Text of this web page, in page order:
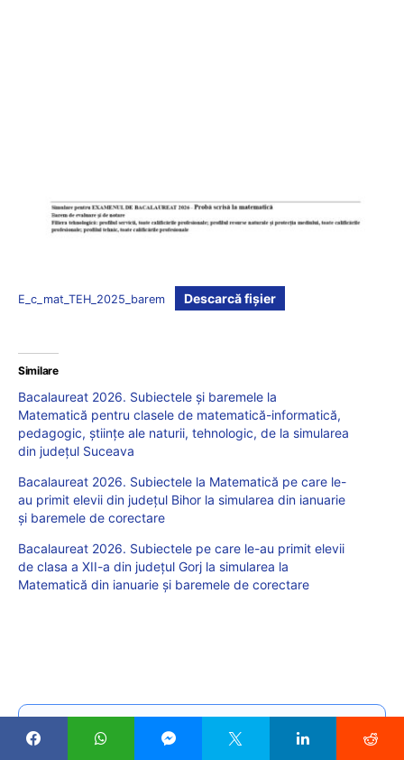
E_c_mat_TEH_2025_barem Descarcă fișier
Similare
Bacalaureat 2026. Subiectele și baremele la
Matematică pentru clasele de matematică-informatică,
pedagogic, științe ale naturii, tehnologic, de la simularea
din județul Suceava
Bacalaureat 2026. Subiectele la Matematică pe care le-
au primit elevii din județul Bihor la simularea din ianuarie
și baremele de corectare
Bacalaureat 2026. Subiectele pe care le-au primit elevii
de clasa a XII-a din județul Gorj la simularea la
Matematică din ianuarie și baremele de corectare